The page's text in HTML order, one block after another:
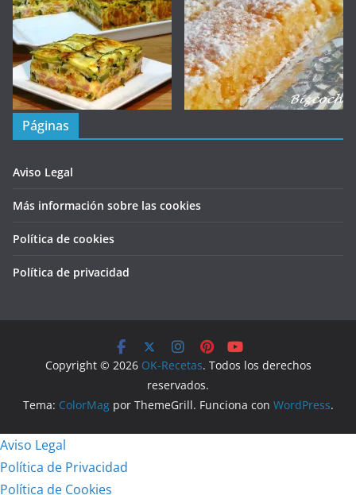
Páginas
Aviso Legal
Más información sobre las cookies
Política de cookies
Política de privacidad
Copyright © 2026 OK-Recetas. Todos los derechos
reservados.
Tema: ColorMagpor ThemeGrill. Funciona con WordPress.
Aviso Legal
Política de Privacidad
Política de Cookies